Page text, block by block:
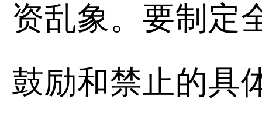
资乱象。要制定
鼓励和禁止的具